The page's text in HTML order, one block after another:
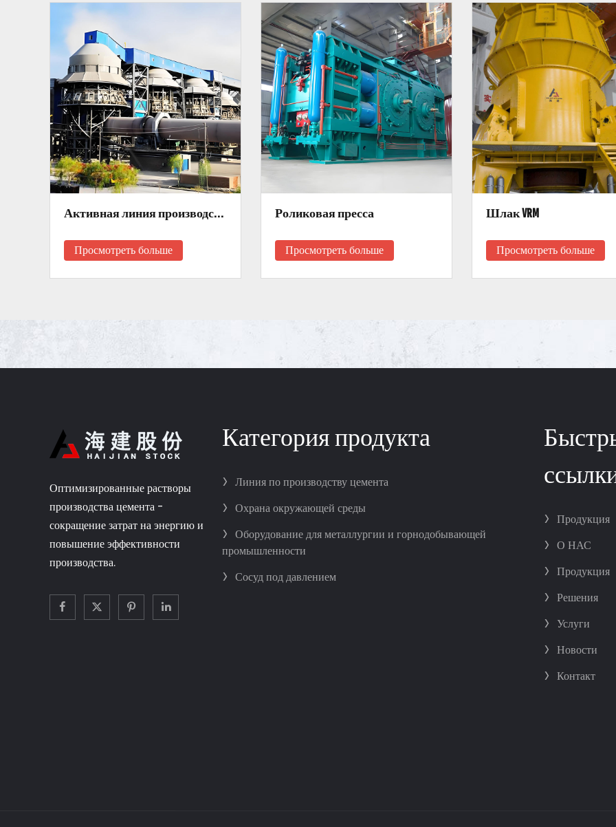
Активная линия производства извести
Просмотреть больше
Роликовая пресса
Просмотреть больше
Шлак VRM
Просмотреть больше
Оптимизированные растворы
производства цемента -
сокращение затрат на энергию и
повышение эффективности
производства.
Категория продукта
> Линия по производству цемента
> Охрана окружающей среды
> Оборудование для металлургии и горнодобывающей
промышленности
> Сосуд под давлением
> Продукция
> О НАС
> Продукция
> Решения
> Услуги
> Новости
> Контакт